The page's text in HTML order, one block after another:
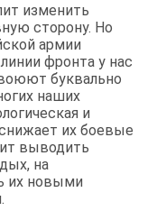
изменить
сторону. Но
армии
фронта у нас
буквально
наших
и
их боевые
выводить
на
их новыми